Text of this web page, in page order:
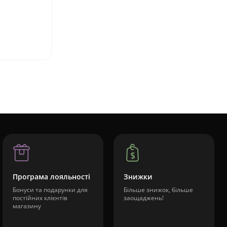
Програма лояльності
Бонуси та подарунки для
постійних клієнтів
магазину
Знижки
Більше знижок, більше
заощаджень!